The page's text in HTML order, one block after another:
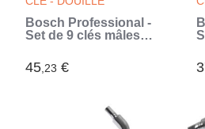
Bosch Professional -
Set de 9 clés mâles
45,23 €